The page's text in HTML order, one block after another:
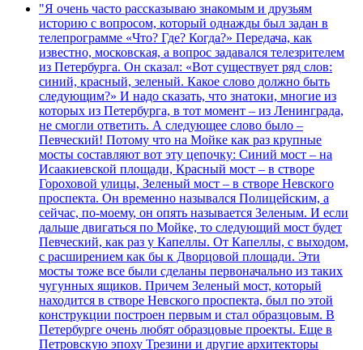
"Я очень часто рассказываю знакомым и друзьям
историю с вопросом, который однажды был задан в
телепрограмме «Что? Где? Когда?» Передача, как
известно, московская, а вопрос задавался телезрителем
из Петербурга. Он сказал: «Вот существует ряд слов:
синий, красный, зеленый. Какое слово должно быть
следующим?» И надо сказать, что знатоки, многие из
которых из Петербурга, в тот момент – из Ленинграда,
не смогли ответить. А следующее слово было –
Певческий! Потому что на Мойке как раз крупные
мосты составляют вот эту цепочку: Синий мост – на
Исаакиевской площади, Красный мост – в створе
Гороховой улицы, Зеленый мост – в створе Невского
проспекта. Он временно назывался Полицейским, а
сейчас, по-моему, он опять называется Зеленым. И если
дальше двигаться по Мойке, то следующий мост будет
Певческий, как раз у Капеллы. От Капеллы, с выходом,
с расширением как бы к Дворцовой площади. Эти
мосты тоже все были сделаны первоначально из таких
чугунных ящиков. Причем Зеленый мост, который
находится в створе Невского проспекта, был по этой
конструкции построен первым и стал образцовым. В
Петербурге очень любят образцовые проекты. Еще в
Петровскую эпоху Трезини и другие архитекторы